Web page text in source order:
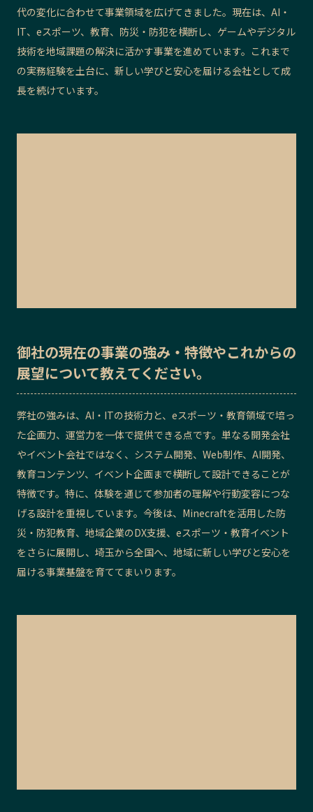
代の変化に合わせて事業領域を広げてきました。現在は、AI・
IT、eスポーツ、教育、防災・防犯を横断し、ゲームやデジタル
技術を地域課題の解決に活かす事業を進めています。これまで
の実務経験を土台に、新しい学びと安心を届ける会社として成
長を続けています。
御社の現在の事業の強み・特徴やこれからの
展望について教えてください。
弊社の強みは、AI・ITの技術力と、eスポーツ・教育領域で培っ
た企画力、運営力を一体で提供できる点です。単なる開発会社
やイベント会社ではなく、システム開発、Web制作、AI開発、
教育コンテンツ、イベント企画まで横断して設計できることが
特徴です。特に、体験を通じて参加者の理解や行動変容につな
げる設計を重視しています。今後は、Minecraftを活用した防
災・防犯教育、地域企業のDX支援、eスポーツ・教育イベント
をさらに展開し、埼玉から全国へ、地域に新しい学びと安心を
届ける事業基盤を育ててまいります。